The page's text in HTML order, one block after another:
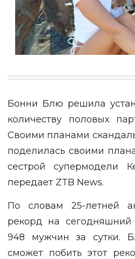
Бонни Блю решила
количеству половых
Своими планами
поделилась своими
сестрой супермодели
передает ZTB News.
По словам 25-летней
рекорд на сегодняшний
948 мужчин за сутки.
сможет побить этот